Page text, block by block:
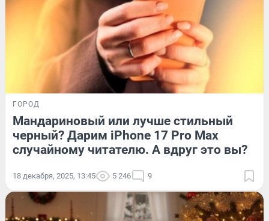
ГОРОД
Мандариновый или лучше стильный
черный? Дарим iPhone 17 Pro Max
случайному читателю. А вдруг это вы?
18 декабря, 2025, 13:45 5 246 9